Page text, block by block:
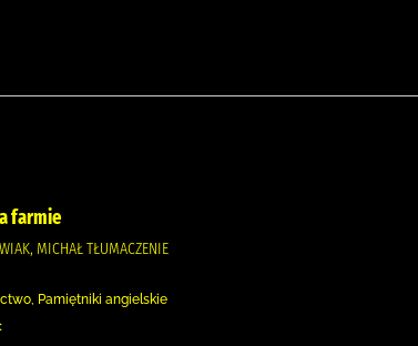
farmie
MICHAŁ TŁUMACZENIE
Pamiętniki angielskie